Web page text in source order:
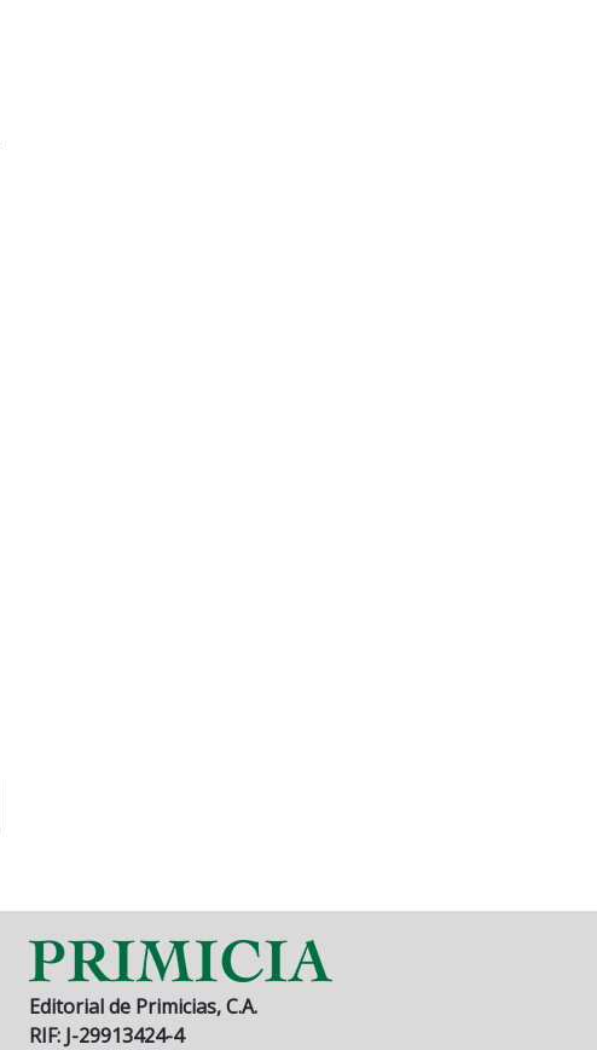
Editorial de Primicias, C.A.
RIF: J-29913424-4